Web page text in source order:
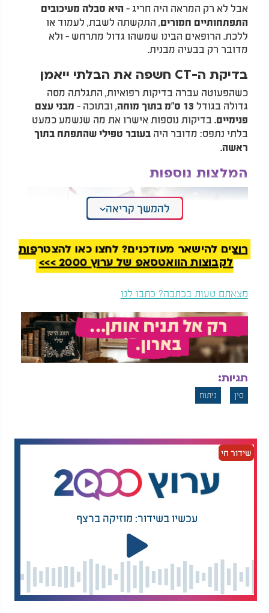
אבל לא רק המראה היה חריג - היא סבלה מעיכובים
התפתחותיים חמורים, התקשתה לשבת, לעמוד או
ללכת. הרופאים הבינו שמשהו גדול מתרחש - ולא
מדובר רק בבעיה מבנית.
בדיקת ה-CT חשפה את הבלתי ייאמן
כשהפעוטה עברה בדיקות רפואיות, התגלתה מסה
גדולה בגודל 13 ס"מ בתוך מוחה , ובתוכה - מבני עצם
פנימיים. בדיקות נוספות אישרו את מה שנשמע כמעט
בלתי נתפס: מדובר היהבעובר טפילי שהתפתח בתוך
ראשה.
המלצות נוספות
תביעה בארה"ב:
פרו-פלסטינים
באוניברסיטת קולומביה
ידעו מראש על מתקפת
חמאס ב־7 באוקטובר
זעם בישיבות החרדיות
העליון יכריע
מדובר בתופעה רפואית נדירה בשםFetus in Fetu
(עובר בתוך עובר), שמתרחשת לעיתים רחוקות מאוד -
אחת לכל500,000 לידות.
העובר שפיתח עמוד שדרה, עיניים
וזרועות
הרופאים הסבירו כי במקרה הזה, העובר התאום שלא
- כולל עמוד שדרה, עיניים, פה וזרועות.
הפתרון היחיד?ניתוח חירום להסרת העובר.
הניתוח הצליח - אבל התינוקת לא שרדה
המנתחים הצליחולהוציא את העובר בשלמותו
לסבול מהתקפים בלתי נשלטים - ולמרבה הצער,
ומה למדנו?
המקרה הנדיר הזה מדגיש עד כמה הגוף האנושי הוא
להמשך קריאה
רוצים להישאר מעודכנים? לחצו כאן להצטרפות
לקבוצות הוואטסאפ של ערוץ 2000 >>>
מצאתם טעות בכתבה? כתבו לנו
תגיות:
סין ניתוח
שידור חי
עכשיו בשידור: מוזיקה ברצף